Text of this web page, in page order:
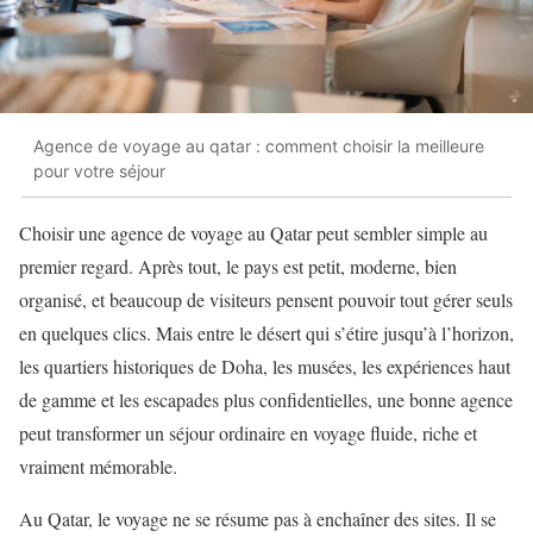
Agence de voyage au qatar : comment choisir la meilleure
pour votre séjour
Choisir une agence de voyage au Qatar peut sembler simple au
premier regard. Après tout, le pays est petit, moderne, bien
organisé, et beaucoup de visiteurs pensent pouvoir tout gérer seuls
en quelques clics. Mais entre le désert qui s’étire jusqu’à l’horizon,
les quartiers historiques de Doha, les musées, les expériences haut
de gamme et les escapades plus confidentielles, une bonne agence
peut transformer un séjour ordinaire en voyage fluide, riche et
vraiment mémorable.
Au Qatar, le voyage ne se résume pas à enchaîner des sites. Il se